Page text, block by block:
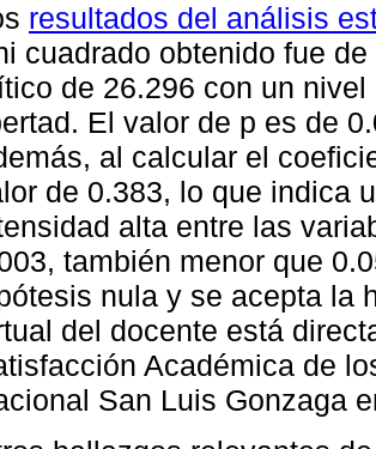
resultados del análisis
cuadrado obtenido fue
de 26.296 con un
El valor de p es de
al calcular el
de 0.383, lo que indica
alta entre las
también menor que
nula y se acepta la
del docente está
Académica de
San Luis Gonzaga